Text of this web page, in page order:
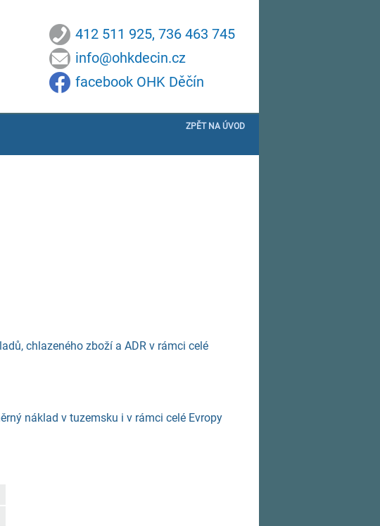
412 511 925, 736 463 745
info@ohkdecin.cz
facebook OHK Děčín
ZPĚT NA ÚVOD
chlazeného zboží a ADR v rámci celé
náklad v tuzemsku i v rámci celé Evropy